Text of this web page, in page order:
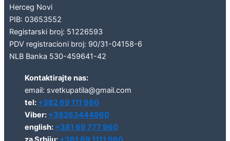
Herceg Novi
PIB: 03653552
Registarski broj: 51226593
PDV registracioni broj: 90/31-04158-6
NLB Banka 530-459641-42
Kontaktirajte nas:
email: svetkupatila@gmail.com
tel: +382 69 111 960
Viber: +38263444960
english: +381 69 777 960